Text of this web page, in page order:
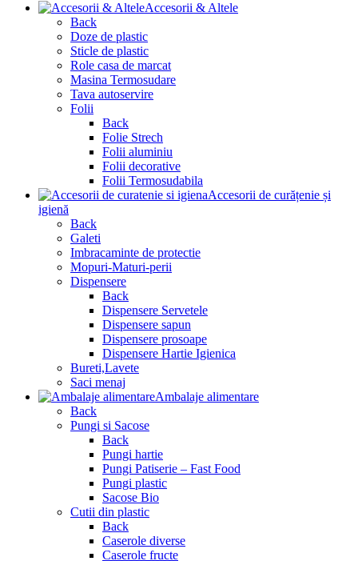
Accesorii & Altele
Back
Doze de plastic
Sticle de plastic
Role casa de marcat
Masina Termosudare
Tava autoservire
Folii
Back
Folie Strech
Folii aluminiu
Folii decorative
Folii Termosudabila
Accesorii de curățenie și
igienă
Back
Galeti
Imbracaminte de protectie
Mopuri-Maturi-perii
Dispensere
Back
Dispensere Servetele
Dispensere sapun
Dispensere prosoape
Dispensere Hartie Igienica
Bureti,Lavete
Saci menaj
Ambalaje alimentare
Back
Pungi si Sacose
Back
Pungi hartie
Pungi Patiserie – Fast Food
Pungi plastic
Sacose Bio
Cutii din plastic
Back
Caserole diverse
Caserole fructe